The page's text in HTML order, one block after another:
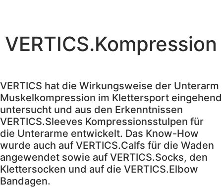
VERTICS.Kompression
VERTICS hat die Wirkungsweise der Unterarm
Muskelkompression im Klettersport eingehend
untersucht und aus den Erkenntnissen
VERTICS.Sleeves Kompressionsstulpen für
die Unterarme entwickelt. Das Know-How
wurde auch auf VERTICS.Calfs für die Waden
angewendet sowie auf VERTICS.Socks, den
Klettersocken und auf die VERTICS.Elbow
Bandagen.